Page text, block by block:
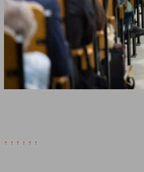
↑ ↑ ↑ ↑ ↑ ↑